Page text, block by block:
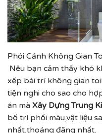
Phói Cảnh Không Gian
Nêu bạn cảm thấy khó
xếp bài trí không gian
tiện nghi cho sao cho
án mà Xây Dựng Trung
bố trí phối màu,vật liệu
nhất,thoáng đãng nhất.